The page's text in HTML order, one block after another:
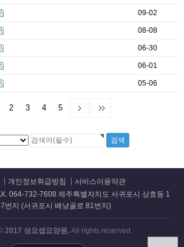
09-02
08-08
06-30
06-01
05-06
2 3 4 5
개인정보취급방침
서비스이용약관
064-732-7608 제주특별자치도 서귀포시 상효동 1
번지 (서귀포시 배낭골로 81번지)
2017 성요셉요양원. All rights reserved.